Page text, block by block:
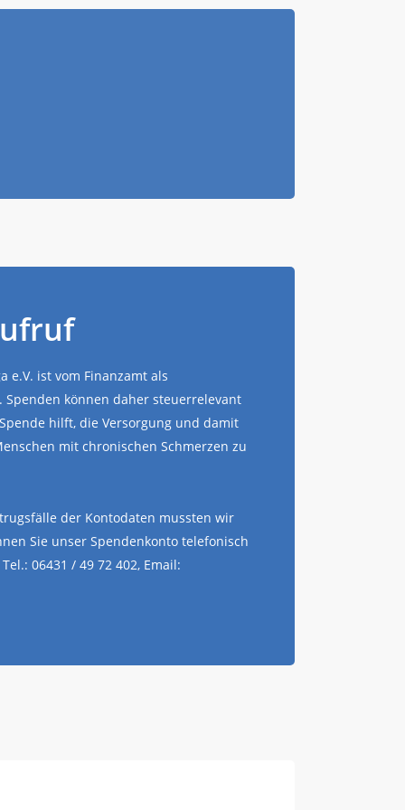
e.V. ist vom Finanzamt als
können daher steuerrelevant
hilft, die Versorgung und damit
mit chronischen Schmerzen zu
der Kontodaten mussten wir
Sie unser Spendenkonto telefonisch
06431 / 49 72 402, Email: